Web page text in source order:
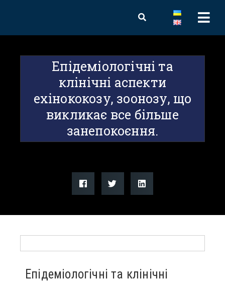
Епідеміологічні та
клінічні аспекти
ехінококозу, зоонозу, що
викликає все більше
занепокоєння.
Епідеміологічні та клінічні